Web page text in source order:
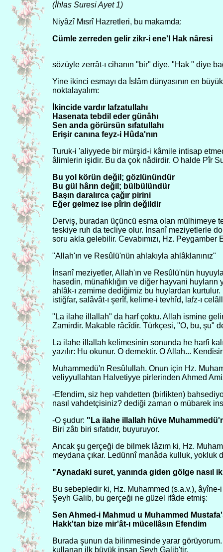
(İhlas Suresi Ayet 1)
Niyâzî Mısrî Hazretleri, bu makamda:
Cümle zerreden gelir zikr-i ene'l Hak nâresi
sözüyle zerrât-ı cihanın "bir" diye, "Hak " diye
Yine ikinci esmayı da İslâm dünyasının en
noktalayalım:
İkincide vardır lafzatullahı
Hasenata tebdil eder günâhı
Sen anda görürsün sıfatullahı
Erişir canına feyz-i Hûda'nın
Turuk-i 'aliyyede bir mürşid-i kâmile intisap
âlimlerin işidir. Bu da çok nâdirdir. O halde Pîr
Bu yol körün değil; gözlünündür
Bu gül hârın değil; bülbülündür
Başın daralırca çağır pirini
Eğer gelmez ise pîrin değildir
Derviş, buradan üçüncü esma olan mülhimeye
teskiye ruh da tecliye olur. İnsanî meziyetlerle
soru akla gelebilir. Cevabımızı, Hz.
"Allah'ın ve Resûlü'nün ahlakıyla ahlâklanınız"
İnsanî meziyetler, Allah'ın ve Resûlü'nün
hasedin, münafıklığın ve diğer hayvani
ahlâk-ı zemime dediğimiz bu huylardan
istiğfar, salâvât-ı şerîf, kelime-i tevhîd, lafz-ı
"La ilahe illallah" da harf çoktu. Allah ismine
Zamirdir. Makable râcîdir. Türkçesi, "O, bu, şu"
La ilahe illallah kelimesinin sonunda he harfi
yazılır: Hu okunur. O demektir. O Allah...
Muhammedü'n Resûlullah. Onun için Hz.
veliyyullahtan Halvetiyye pirlerinden Ahmed
-Efendim, siz hep vahdetten (birlikten)
nasıl vahdetçisiniz? dediği zaman o mübarek
-O şudur: "La ilahe illallah hüve
Biri zâtı biri sıfatıdır, buyuruyor.
Ancak şu gerçeği de bilmek lâzım ki, Hz.
meydana çıkar. Ledünnî manâda kulluk, yokluk
"Aynadaki suret, yanında giden gölge nasıl
Bu sebepledir ki, Hz. Muhammed (s.a.v.),
Şeyh Galib, bu gerçeği ne güzel ifâde etmiş:
Sen Ahmed-i Mahmud u Muhammed
Hakk'tan bize mir'ât-ı mücellâsın Efendim
Burada şunun da bilinmesinde yarar
kullanan ilk büyük insan Şeyh Galib'tir.